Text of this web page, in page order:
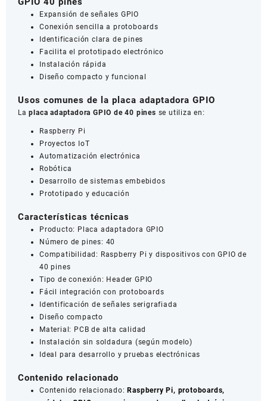
Expansión de señales GPIO
Conexión sencilla a protoboards
Identificación clara de pines
Facilita el prototipado electrónico
Instalación rápida
Diseño compacto y funcional
Usos comunes de la placa adaptadora GPIO
Laplaca adaptadora GPIO de 40 pines se utiliza en:
Raspberry Pi
Proyectos IoT
Automatización electrónica
Robótica
Desarrollo de sistemas embebidos
Prototipado y educación
Características técnicas
Producto: Placa adaptadora GPIO
Número de pines: 40
Compatibilidad: Raspberry Pi y dispositivos con GPIO de
40 pines
Tipo de conexión: Header GPIO
Fácil integración con protoboards
Identificación de señales serigrafiada
Diseño compacto
Material: PCB de alta calidad
Instalación sin soldadura (según modelo)
Ideal para desarrollo y pruebas electrónicas
Contenido relacionado
Contenido relacionado: Raspberry Pi, protoboards,